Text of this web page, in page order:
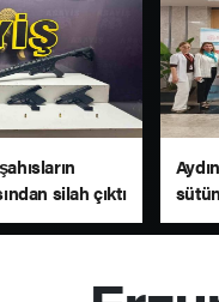
silah çıktı